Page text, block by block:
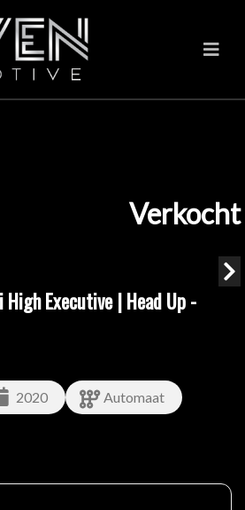
Verkocht
Executive | Head Up -
2020
Automaat